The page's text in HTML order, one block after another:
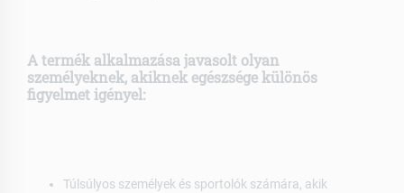
A termék alkalmazása javasolt olyan
személyeknek, akiknek egészsége különös
figyelmet igényel:
Túlsúlyos személyek és sportolók számára, akik